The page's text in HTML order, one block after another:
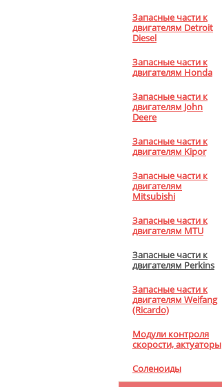
Запасные части к
двигателям Detroit
Diesel
Запасные части к
двигателям Honda
Запасные части к
двигателям John
Deere
Запасные части к
двигателям Kipor
Запасные части к
двигателям
Mitsubishi
Запасные части к
двигателям MTU
Запасные части к
двигателям Perkins
Запасные части к
двигателям Weifang
(Ricardo)
Модули контроля
скорости, актуаторы
Соленоиды